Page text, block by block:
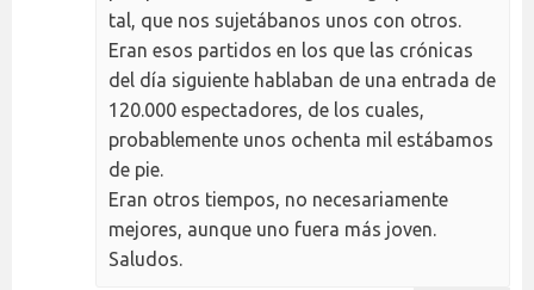
tal, que nos sujetábanos unos con otros.
Eran esos partidos en los que las crónicas
del día siguiente hablaban de una entrada de
120.000 espectadores, de los cuales,
probablemente unos ochenta mil estábamos
de pie.
Eran otros tiempos, no necesariamente
mejores, aunque uno fuera más joven.
Saludos.